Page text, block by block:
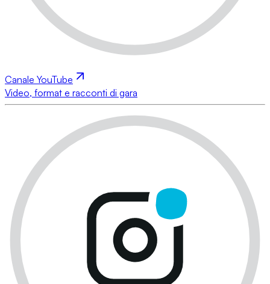
Canale YouTube
Video, format e racconti di gara